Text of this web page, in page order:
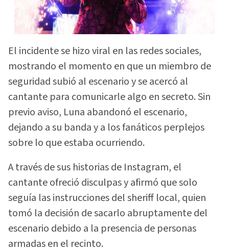
El incidente se hizo viral en las redes sociales,
mostrando el momento en que un miembro de
seguridad subió al escenario y se acercó al
cantante para comunicarle algo en secreto. Sin
previo aviso, Luna abandonó el escenario,
dejando a su banda y a los fanáticos perplejos
sobre lo que estaba ocurriendo.
A través de sus historias de Instagram, el
cantante ofreció disculpas y afirmó que solo
seguía las instrucciones del sheriff local, quien
tomó la decisión de sacarlo abruptamente del
escenario debido a la presencia de personas
armadas en el recinto.